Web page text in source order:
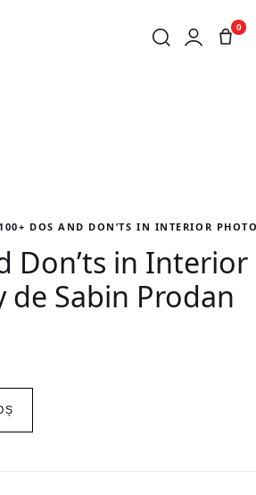
0
100+ DOS AND DON’TS IN INTERIOR
Don’ts in Interior
Sabin Prodan